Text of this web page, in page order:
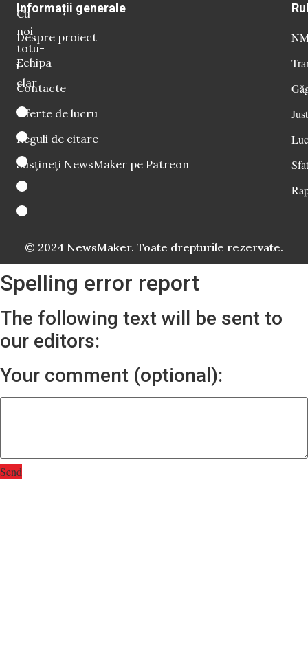
Cu
noi
totu-
i
clar
Informații generale
Despre proiect
Echipa
Contacte
Oferte de lucru
Reguli de citare
Susțineți NewsMaker pe Patreon
© 2024 NewsMaker. Toate drepturile rezervate.
Spelling error report
The following text will be sent to
our editors:
Your comment (optional):
Send